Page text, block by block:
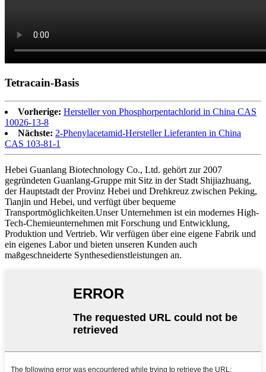
Tetracain-Basis
Vorherige: Hersteller von Phosphorpentachlorid in China CAS
10026-13-8
Nächste: 2-Phenylacetamid-Hersteller Lieferanten in China
CAS 103-81-1
Hebei Guanlang Biotechnology Co., Ltd. gehört zur 2007
gegründeten Guanlang-Gruppe mit Sitz in der Stadt Shijiazhuang,
der Hauptstadt der Provinz Hebei und Drehkreuz zwischen Peking,
Tianjin und Hebei, und verfügt über bequeme
Transportmöglichkeiten.Unser Unternehmen ist ein modernes High-
Tech-Chemieunternehmen mit Forschung und Entwicklung,
Produktion und Vertrieb. Wir verfügen über eine eigene Fabrik und
ein eigenes Labor und bieten unseren Kunden auch
maßgeschneiderte Synthesedienstleistungen an.